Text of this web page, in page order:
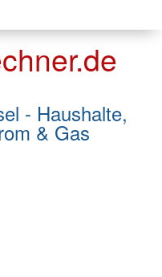
- Haushalte,
& Gas